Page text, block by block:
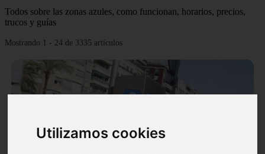
Utilizamos cookies
Todos sobre las zonas azules, como funcionan, horarios, precios,
trucos y guías
Mostrando 1 - 24 de 3335 artículos